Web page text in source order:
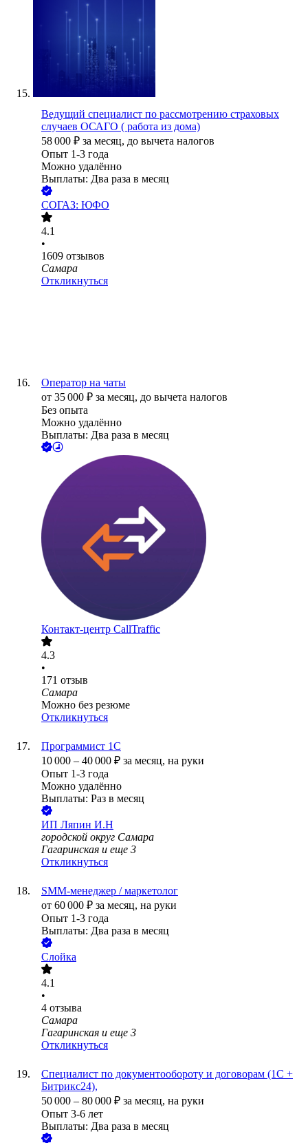
Ведущий специалист по рассмотрению страховых
случаев ОСАГО ( работа из дома)
58 000 ₽ за месяц, до вычета налогов
Опыт 1-3 года
Можно удалённо
Выплаты: Два раза в месяц
СОГАЗ: ЮФО
4.1
•
1609 отзывов
Самара
Откликнуться
Оператор на чаты
от 35 000 ₽ за месяц, до вычета налогов
Без опыта
Можно удалённо
Выплаты: Два раза в месяц
Контакт-центр CallTraffic
4.3
•
171 отзыв
Самара
Можно без резюме
Откликнуться
Программист 1С
10 000 – 40 000 ₽ за месяц, на руки
Опыт 1-3 года
Можно удалённо
Выплаты: Раз в месяц
ИП Ляпин И.Н
городской округ Самара
Гагаринская и еще 3
Откликнуться
SMM-менеджер / маркетолог
от 60 000 ₽ за месяц, на руки
Опыт 1-3 года
Выплаты: Два раза в месяц
Слойка
4.1
•
4 отзыва
Самара
Гагаринская и еще 3
Откликнуться
Специалист по документообороту и договорам (1С +
Битрикс24),
50 000 – 80 000 ₽ за месяц, на руки
Опыт 3-6 лет
Выплаты: Два раза в месяц